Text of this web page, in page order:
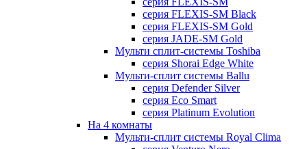
серия FLEXIS-SM Black
серия FLEXIS-SM Gold
серия JADE-SM Gold
Мульти сплит-системы Toshiba
серия Shorai Edge White
Мульти-сплит системы Ballu
серия Defender Silver
серия Eco Smart
серия Platinum Evolution
На 4 комнаты
Мульти-сплит системы Royal Clima